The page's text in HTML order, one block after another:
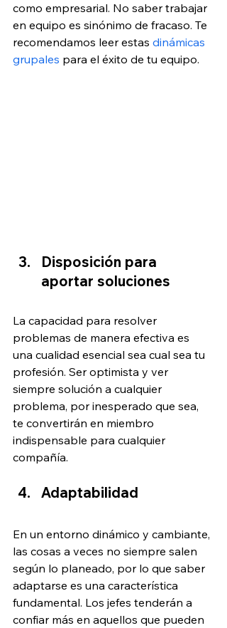
como empresarial. No saber trabajar
en equipo es sinónimo de fracaso. Te
recomendamos leer estas dinámicas
grupales para el éxito de tu equipo.
Disposición para
aportar soluciones
La capacidad para resolver
problemas de manera efectiva es
una cualidad esencial sea cual sea tu
profesión. Ser optimista y ver
siempre solución a cualquier
problema, por inesperado que sea,
te convertirán en miembro
indispensable para cualquier
compañía.
Adaptabilidad
En un entorno dinámico y cambiante,
las cosas a veces no siempre salen
según lo planeado, por lo que saber
adaptarse es una característica
fundamental. Los jefes tenderán a
confiar más en aquellos que pueden